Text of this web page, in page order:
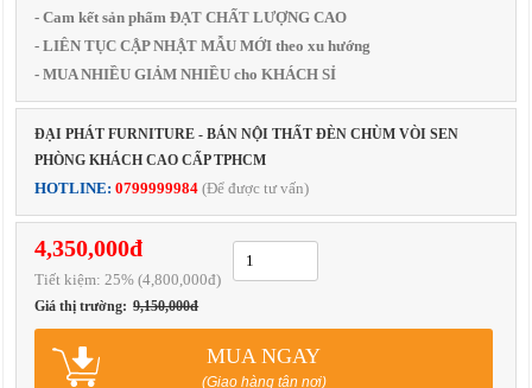
- Cam kết sản phẩm ĐẠT CHẤT LƯỢNG CAO
- LIÊN TỤC CẬP NHẬT MẪU MỚI theo xu hướng
- MUA NHIỀU GIẢM NHIỀU cho KHÁCH SỈ
ĐẠI PHÁT FURNITURE - BÁN NỘI THẤT ĐÈN CHÙM VÒI SEN
PHÒNG KHÁCH CAO CẤP TPHCM
HOTLINE:0799999984 (Để được tư vấn)
4,350,000đ
Tiết kiệm:25% (4,800,000đ)
Giá thị trường: 9,150,000đ
MUA NGAY
(Giao hàng tận nơi)